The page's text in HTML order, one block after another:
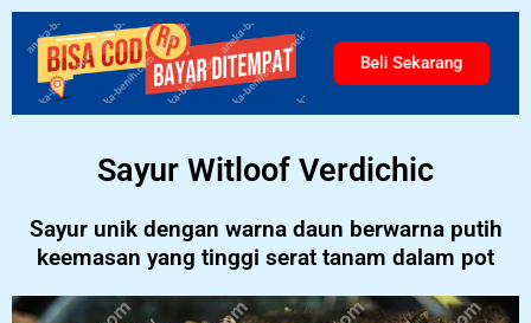
Beli Sekarang
Sayur Witloof Verdichic
Sayur unik dengan warna daun berwarna putih
keemasan yang tinggi serat tanam dalam pot